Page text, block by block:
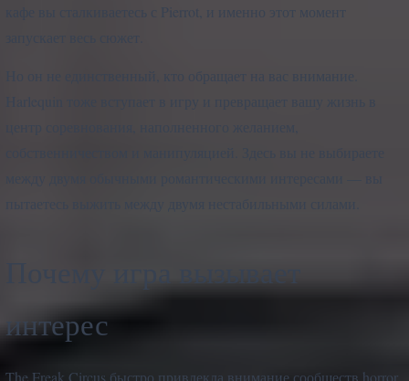
кафе вы сталкиваетесь с Pierrot, и именно этот момент
Но он не единственный, кто обращает на вас внимание.
интерес
The Freak Circus быстро привлекла внимание сообществ horror